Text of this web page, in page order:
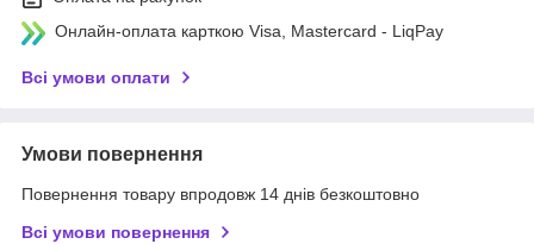
Онлайн-оплата карткою Visa, Mastercard - LiqPay
Всі умови оплати
Умови повернення
Повернення товару впродовж 14 днів безкоштовно
Всі умови повернення